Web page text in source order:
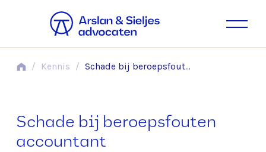
/ Kennis / Schade bij beroepsfouten accountant
Schade bij beroepsfouten
accountant